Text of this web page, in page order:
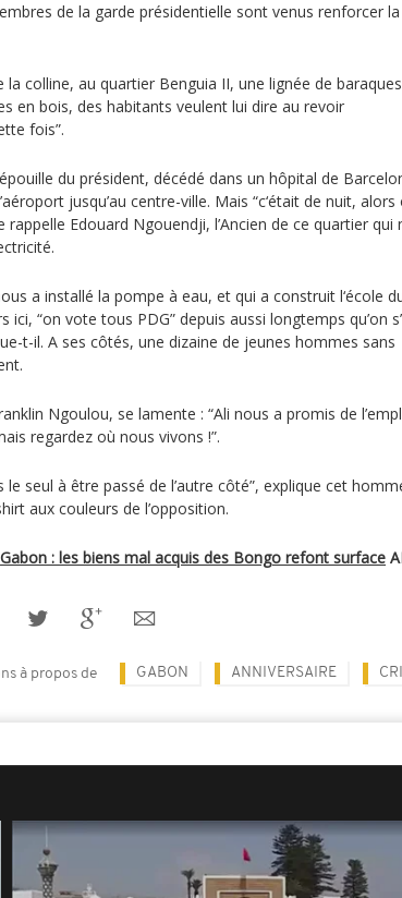
de la garde présidentielle sont venus renforcer la
la colline, au quartier Benguia II, une lignée de
en bois, des habitants veulent lui dire au revoir
fois”.
du président, décédé dans un hôpital de
jusqu’au centre-ville. Mais “c‘était de nuit, alors
rappelle Edouard Ngouendji, l’Ancien de ce quartier qui
a installé la pompe à eau, et qui a construit l‘école
ici, “on vote tous PDG” depuis aussi longtemps qu’on
t-il. A ses côtés, une dizaine de jeunes hommes sans
Ngoulou, se lamente : “Ali nous a promis de
regardez où nous vivons !”.
le seul à être passé de l’autre côté”, explique cet
aux couleurs de l’opposition.
Gabon : les biens mal acquis des Bongo refont surface
à propos de GABON ANNIVERSAIRE